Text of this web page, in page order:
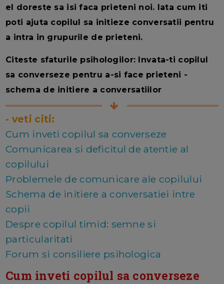
el doreste sa isi faca prieteni noi. Iata cum iti
poti ajuta copilul sa initieze conversatii pentru
a intra in grupurile de prieteni.
Citeste sfaturile psihologilor: Invata-ti copilul
sa converseze pentru a-si face prieteni -
schema de initiere a conversatiilor
- veti citi:
Cum inveti copilul sa converseze
Comunicarea si deficitul de atentie al
copilului
Problemele de comunicare ale copilului
Schema de initiere a conversatiei intre
copii
Despre copilul timid: semne si
particularitati
Forum si consiliere psihologica
Cum inveti copilul sa converseze